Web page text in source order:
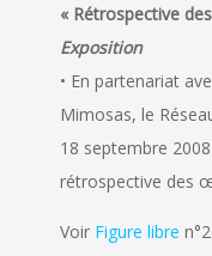
« Rétrospective
Exposition
• En partenariat
Mimosas, le
18 septembre
rétrospective des
Voir Figure libre